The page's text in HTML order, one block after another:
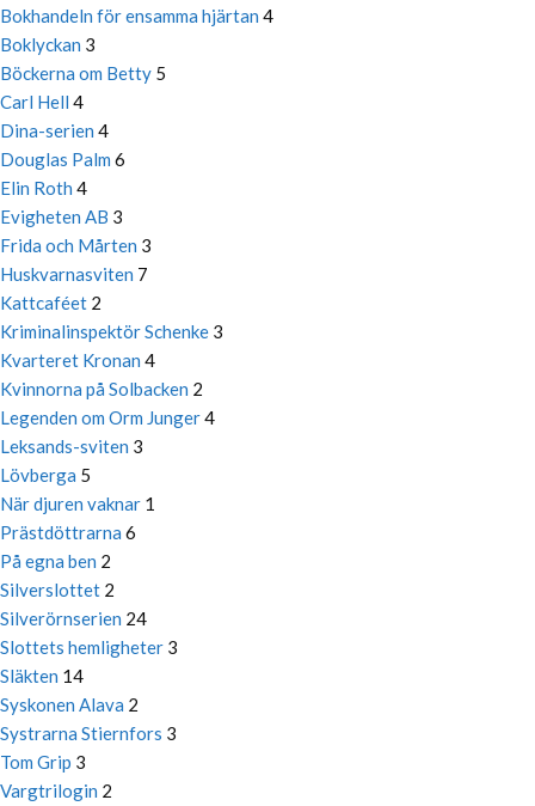
Bokhandeln för ensamma hjärtan 4
Boklyckan 3
Böckerna om Betty 5
Carl Hell 4
Dina-serien 4
Douglas Palm 6
Elin Roth 4
Evigheten AB 3
Frida och Mårten 3
Huskvarnasviten 7
Kattcaféet 2
Kriminalinspektör Schenke 3
Kvarteret Kronan 4
Kvinnorna på Solbacken 2
Legenden om Orm Junger4
Leksands-sviten 3
Lövberga 5
När djuren vaknar 1
Prästdöttrarna 6
På egna ben 2
Silverslottet 2
Silverörnserien 24
Slottets hemligheter 3
Släkten 14
Syskonen Alava 2
Systrarna Stiernfors 3
Tom Grip 3
Vargtrilogin 2